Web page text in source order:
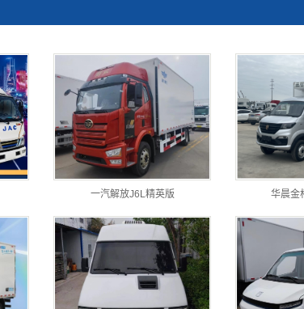
一汽解放J6L精英版 华晨金